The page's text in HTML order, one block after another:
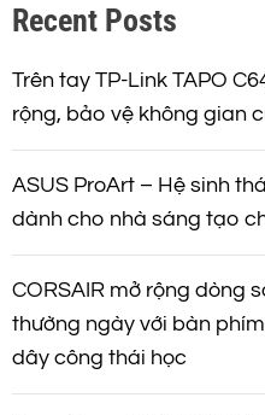
i
m
Recent Posts
Trên tay TP-Link TAPO
rộng, bảo vệ không gian
ASUS ProArt – Hệ sinh
dành cho nhà sáng tạo
CORSAIR mở rộng dòng
thường ngày với bàn
dây công thái học